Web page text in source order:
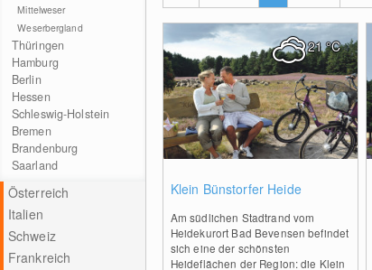
Mittelweser
Weserbergland
Thüringen
Hamburg
Berlin
Hessen
Schleswig-Holstein
Bremen
Brandenburg
Saarland
Österreich
Italien
Schweiz
Frankreich
Klein Bünstorfer Heide
Am südlichen Stadtrand vom
Heidekurort Bad Bevensen befindet
sich eine der schönsten
Heideflächen der Region: die Klein
21°C